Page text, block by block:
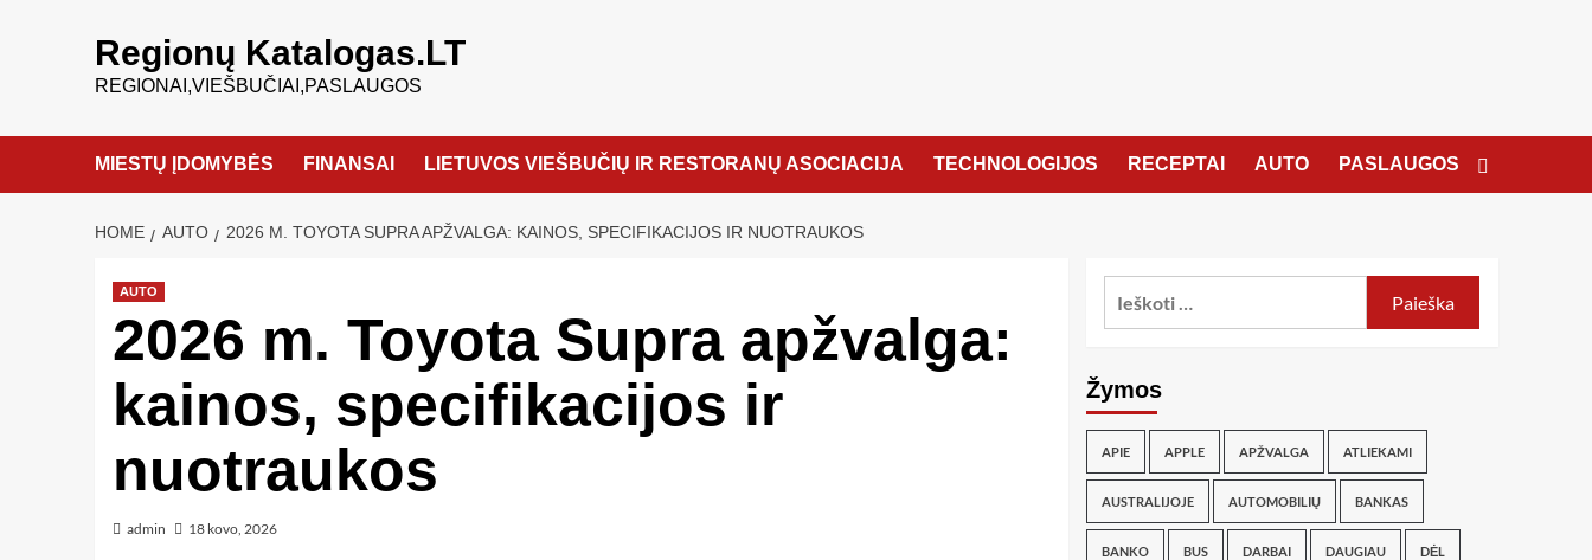
Regionų Katalogas.LT
REGIONAI,VIEŠBUČIAI,PASLAUGOS
MIESTŲ ĮDOMYBĖS FINANSAI LIETUVOS VIEŠBUČIŲ IR RESTORANŲ ASOCIACIJA TECHNOLOGIJOS RECEPTAI AUTO PASLAUGOS
HOME AUTO 2026 M. TOYOTA SUPRA APŽVALGA: KAINOS, SPECIFIKACIJOS IR NUOTRAUKOS
AUTO
2026 m. Toyota Supra apžvalga:
kainos, specifikacijos ir
nuotraukos
admin 18 kovo, 2026
Žymos
APIE APPLE APŽVALGA ATLIEKAMI
AUSTRALIJOJE AUTOMOBILIŲ BANKAS
BANKO BUS DARBAI DAUGIAU DĖL